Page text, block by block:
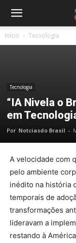
Início Tecnologia
Tecnologia
“IA Nivela o
em
Por Notciasdo Brasil -
A velocidade com
pelo ambiente
inédito na história
temporais de
transformações
lideravam a
restando à